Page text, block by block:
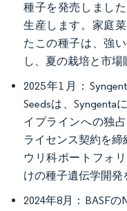
種子を発売しまし
生産します。家庭
たこの種子は、強
し、夏の栽培と市場
2025年1月：
Seedsは、Syngenta
イプラインへの独
ライセンス契約を締
ウリ科ポートフォ
けの種子遺伝学開発
2024年8月：BASF